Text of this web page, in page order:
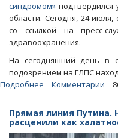
синдромом» подтвердился
области. Сегодня, 24
со ссылкой на пресс-
здравоохранения.
На сегодняшний день в
подозрением на ГЛПС
Подробнее
лихорадкой»
в
Саратовской
Комментарии
Прямая линия Путина.
расценили как